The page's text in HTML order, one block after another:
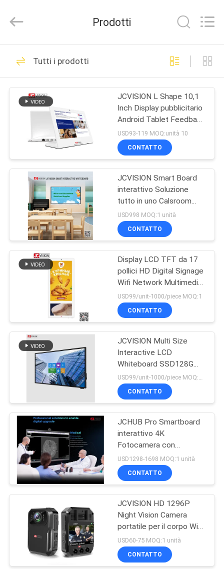
CASA.
PRODOTTI
VISITA
ALLA
FABBRICA
CONTROLLO
DELLA
QUALITÀ
CONTATTACI
NOTIZIE
CHIEDI UN
PREVENTIVO
MAPPA
DEL
SITO
POLITICA
SULLA
PRIVACY
Interactive
Technology
All
Reserved.
Esposizione
all'aperto del
contrassegno di
Digital
40
Display di
segnaletica digitale
all'interno
105
Video esposizione
di parete LCD
32
Tavola bianca
interattiva
intelligente
61
Display interattivo a
schermo piatto
49
Prodotti
Tutti i prodotti
JCVISION L Shape 10,1
Inch Display pubblicitario
Android Tablet Feedback
Kiosk
USD93-119 MOQ:unità 10
CONTATTO
JCVISION Smart Board
interattivo Soluzione
tutto in uno Calsroom
Insegnamento IR Touch
USD998 MOQ:1 unità
CONTATTO
Display LCD TFT da 17
pollici HD Digital Signage
Wifi Network Multimedia
Advertising Player
Passenger Elevator
Screen
USD99/unit-1000/piece MOQ:1
CONTATTO
JCVISION Multi Size
Interactive LCD
Whiteboard SSD128G
DDR4G Con Roller I5
USD99/unit-1000/piece MOQ:2 PCS
CONTATTO
JCHUB Pro Smartboard
interattivo 4K
Fotocamera con
connettore touchscreen
Multi Touch
USD1298-1698 MOQ:1 unità
CONTATTO
JCVISION HD 1296P
Night Vision Camera
portatile per il corpo Wi-
Fi Video Camera di
registrazione
USD60-75 MOQ:1 unità
CONTATTO